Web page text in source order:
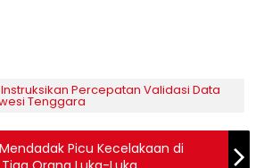
Instruksikan Percepatan Validasi Data
Tenggara
Picu Kecelakaan di